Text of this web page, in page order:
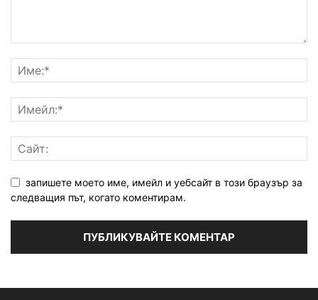
запишете моето име, имейл и уебсайт в този браузър за
следващия път, когато коментирам.